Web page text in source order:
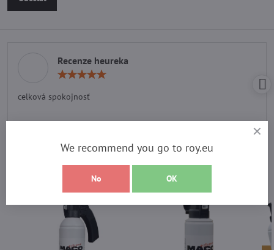
Recenze heureka
celková spokojnosť
Vyberte si z nejprodávanějších
produktů
We recommend you go to roy.eu
No OK